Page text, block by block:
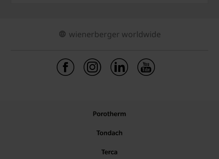
wienerberger worldwide